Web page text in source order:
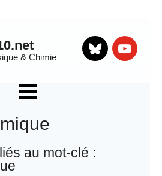
& Chimie
☰ Menu
de la matière
au mot-clé :